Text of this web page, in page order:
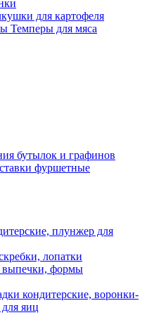
для картофеля
Темперы для мяса
бутылок и графинов
фуршетные
плунжер для
лопатки
выпечки, формы
кондитерские, воронки-
яиц